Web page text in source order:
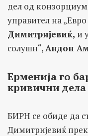
дел од
управител на
Димитријевиќ, и
солушн“,Андон
Ерменија го
кривични дела
БИРН се обиде да
Димитријевиќ